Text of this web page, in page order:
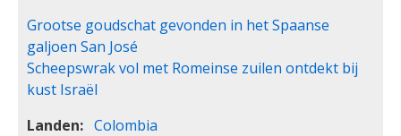
Grootse goudschat gevonden in het Spaanse
galjoen San José
Scheepswrak vol met Romeinse zuilen ontdekt bij
kust Israël
Landen
Colombia